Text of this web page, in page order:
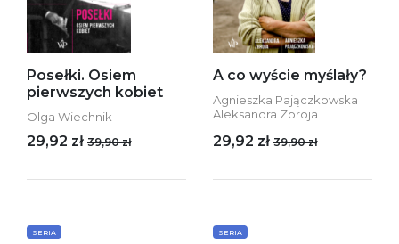
Posełki. Osiem
pierwszych kobiet
Olga Wiechnik
29,92 zł 39,90 zł
A co wyście myślały?
Agnieszka Pajączkowska
Aleksandra Zbroja
29,92 zł 39,90 zł
SERIA SERIA